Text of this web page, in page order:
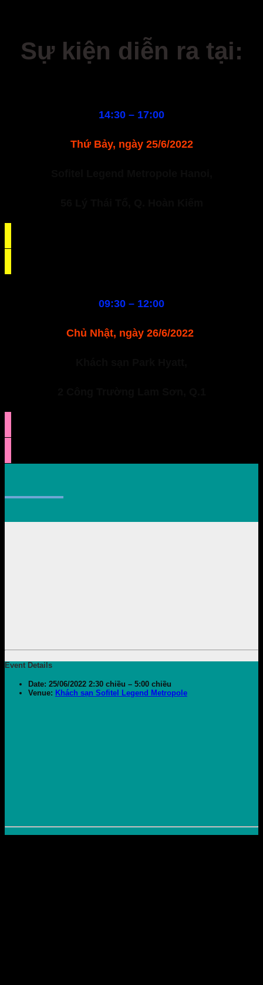
Sự kiện diễn ra tại:
14:30 – 17:00
Thứ Bảy, ngày 25/6/2022
09:30 – 12:00
Chủ Nhật, ngày 26/6/2022
Event Details
Date: 25/06/2022 2:30 chiều – 5:00 chiều
Venue: Khách sạn Sofitel Legend Metropole